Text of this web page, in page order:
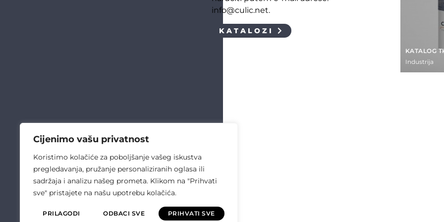
Cijenimo vašu privatnost
Koristimo kolačiće za poboljšanje vašeg iskustva
pregledavanja, pružanje personaliziranih oglasa ili
sadržaja i analizu našeg prometa. Klikom na "Prihvati
sve" pristajete na našu upotrebu kolačića.
PRILAGODI ODBACI SVE PRIHVATI SVE
info@culic.net.
KATALOZI
KATALOG
Industrija